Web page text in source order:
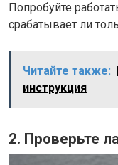
Попробуйте
срабатывает ли
Читайте также:
инструкция
2. Проверьте